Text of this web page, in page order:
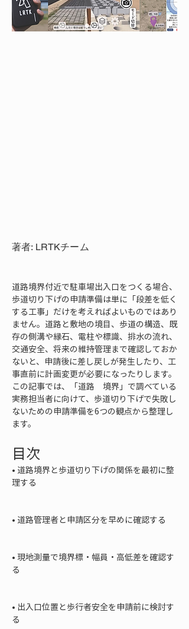
著者: LRTKチーム
道路境界付近で駐車場出入口をつくる場合、
歩道切り下げの申請準備は単に「段差を低く
する工事」だけを考えればよいものではあり
ません。道路と敷地の境目、歩道の構造、既
存の側溝や縁石、電柱や標識、排水の流れ、
交通安全、将来の維持管理まで確認しておか
ないと、申請後に差し戻しが発生したり、工
事直前に計画変更が必要になったりします。
この記事では、「道路　境界」で調べている
実務担当者に向けて、歩道切り下げで失敗し
ないための申請準備を6つの観点から整理し
ます。
目次
• 道路境界と歩道切り下げの関係を最初に整
理する
• 道路管理者と申請区分を早めに確認する
• 現地測量で境界標・幅員・高低差を確認す
る
• 出入口位置と歩行者安全を申請前に検討す
る